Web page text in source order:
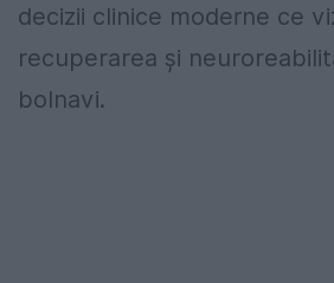
decizii clinice moderne ce
recuperarea și
bolnavi.